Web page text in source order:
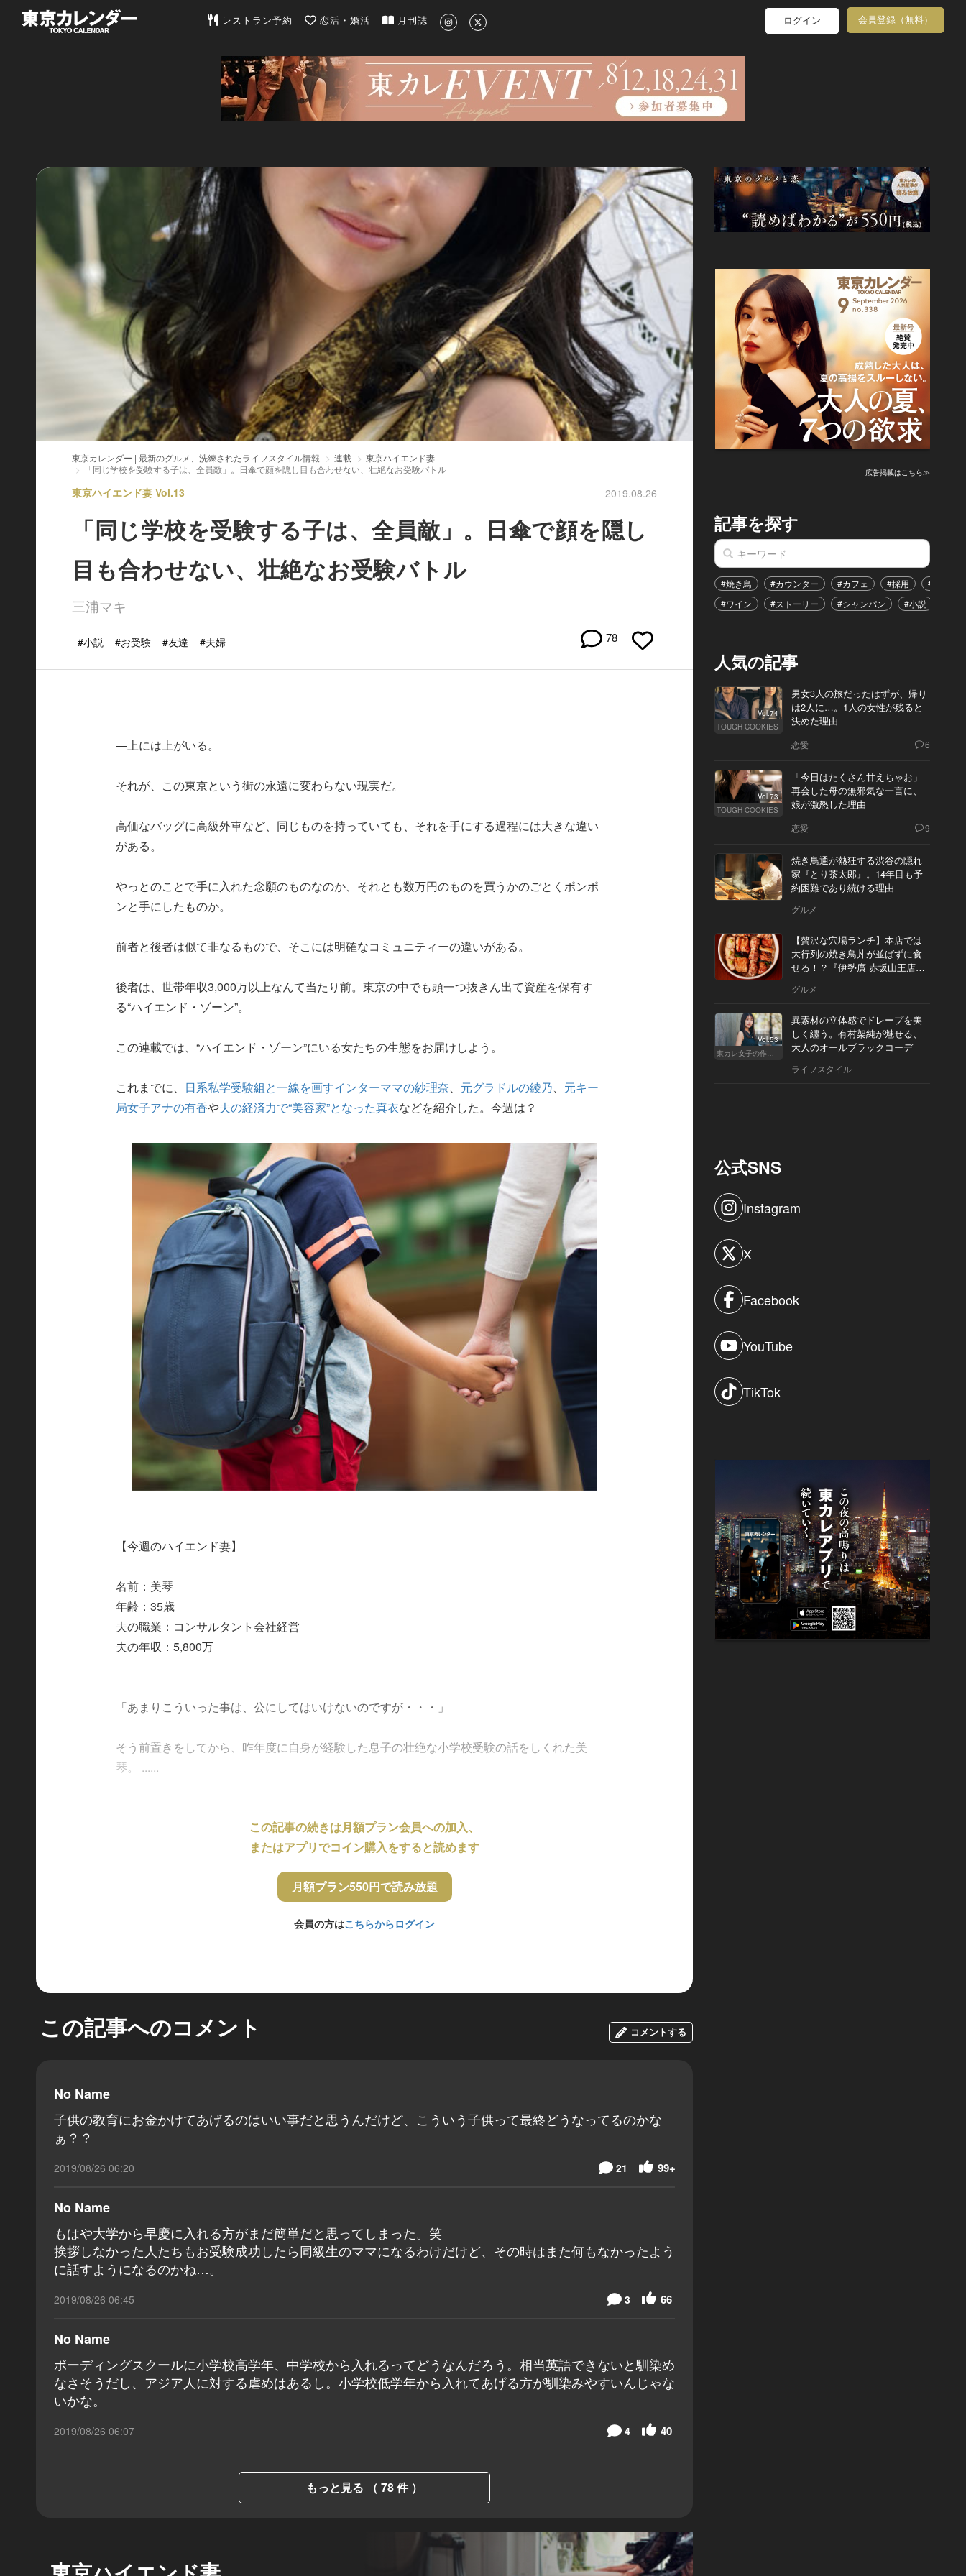
東京カレンダー | 最新のグルメ、洗練されたライフスタイル情報
レストラン予約 恋活・婚活 月刊誌 ログイン 会員登録（無料）
東京カレンダー | 最新のグルメ、洗練されたライフスタイル情報 連載
東京ハイエンド妻
「同じ学校を受験する子は、全員敵」。日傘で顔を隠し目も合わせない、壮絶なお受験バトル
東京ハイエンド妻 Vol.13 2019.08.26
「同じ学校を受験する子は、全員敵」。日傘で顔を隠し
目も合わせない、壮絶なお受験バトル
三浦マキ
#小説 #お受験 #友達 #夫婦 78
—上には上がいる。
それが、この東京という街の永遠に変わらない現実だ。
高価なバッグに高級外車など、同じものを持っていても、それを手にする過程には大きな違い
がある。
やっとのことで手に入れた念願のものなのか、それとも数万円のものを買うかのごとくポンポ
ンと手にしたものか。
前者と後者は似て非なるもので、そこには明確なコミュニティーの違いがある。
後者は、世帯年収3,000万以上なんて当たり前。東京の中でも頭一つ抜きん出て資産を保有す
る“ハイエンド・ゾーン”。
この連載では、“ハイエンド・ゾーン”にいる女たちの生態をお届けしよう。
これまでに、 日系私学受験組と一線を画すインターママの紗理奈、 元グラドルの綾乃、 元キー
局女子アナの有香や夫の経済力で“美容家”となった真衣などを紹介した。今週は？
【今週のハイエンド妻】
名前：美琴
年齢：35歳
夫の職業：コンサルタント会社経営
夫の年収：5,800万
「あまりこういった事は、公にしてはいけないのですが・・・」
そう前置きをしてから、昨年度に自身が経験した息子の壮絶な小学校受験の話をしくれた美
琴。 ......
この記事の続きは月額プラン会員への加入、
またはアプリでコイン購入をすると読めます
月額プラン550円で読み放題
会員の方はこちらからログイン
この記事へのコメント コメントする
No Name
子供の教育にお金かけてあげるのはいい事だと思うんだけど、こういう子供って最終どうなってるのかな
ぁ？？
2019/08/26 06:20 99+
21
No Name
もはや大学から早慶に入れる方がまだ簡単だと思ってしまった。笑
挨拶しなかった人たちもお受験成功したら同級生のママになるわけだけど、その時はまた何もなかったよう
に話すようになるのかね…。
2019/08/26 06:45 66
3
No Name
ボーディングスクールに小学校高学年、中学校から入れるってどうなんだろう。相当英語できないと馴染め
なさそうだし、アジア人に対する虐めはあるし。小学校低学年から入れてあげる方が馴染みやすいんじゃな
いかな。
2019/08/26 06:07 40
4
もっと見る （ 78 件 ）
広告掲載はこちら≫
記事を探す
#焼き鳥 #カウンター #カフェ #採用
#恋愛
#ワイン
#ストーリー #シャンパン #小説
人気の記事
Vol.74
TOUGH COOKIES
男女3人の旅だったはずが、帰り
は2人に…。1人の女性が残ると
決めた理由
恋愛 6
Vol.73
TOUGH COOKIES
「今日はたくさん甘えちゃお」
再会した母の無邪気な一言に、
娘が激怒した理由
恋愛 9
焼き鳥通が熱狂する渋谷の隠れ
家『とり茶太郎』。14年目も予
約困難であり続ける理由
グルメ
【贅沢な穴場ランチ】本店では
大行列の焼き鳥丼が並ばずに食
せる！？『伊勢廣 赤坂山王店』
グルメ
Vol.53
東カレ女子の作り方
異素材の立体感でドレープを美
しく纏う。有村架純が魅せる、
大人のオールブラックコーデ
ライフスタイル
公式SNS
Instagram
X
Facebook
YouTube
TikTok